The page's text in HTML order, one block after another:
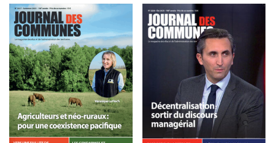
au
plus
ancien